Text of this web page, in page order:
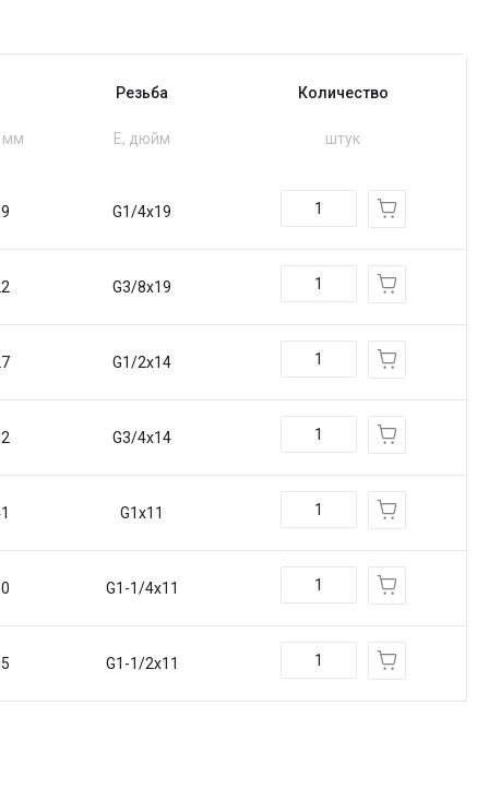
Резьба Количество
мм Е, дюйм штук
G1/4x19
G3/8x19
G1/2x14
G3/4x14
G1x11
G1-1/4x11
G1-1/2x11